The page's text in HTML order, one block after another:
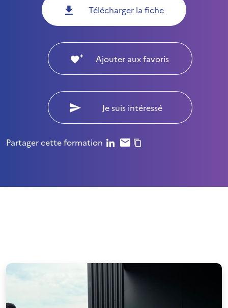
Télécharger la fiche
Ajouter aux favoris
Je suis intéressé
Partager cette formation